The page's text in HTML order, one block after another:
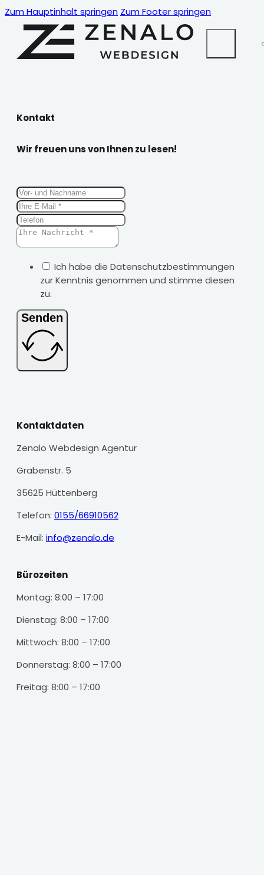
Zum Hauptinhalt springen Zum Footer springen
Kontakt
Wir freuen uns von Ihnen zu lesen!
Kontaktdaten
Zenalo Webdesign Agentur
Grabenstr. 5
35625 Hüttenberg
Telefon: 0155/66910562
E-Mail: info@zenalo.de
Bürozeiten
Montag: 8:00 – 17:00
Dienstag: 8:00 – 17:00
Mittwoch: 8:00 – 17:00
Donnerstag: 8:00 – 17:00
Freitag: 8:00 – 17:00
Ich habe die Datenschutzbestimmungen
zur Kenntnis genommen und stimme diesen
zu.
Senden